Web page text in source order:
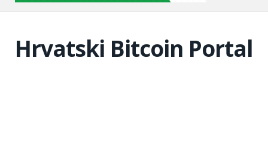
Hrvatski Bitcoin Portal